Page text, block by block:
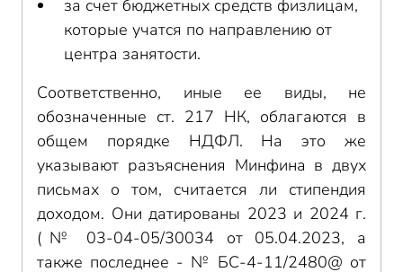
за счет бюджетных средств физлицам,
которые учатся по направлению от
центра занятости.
Соответственно, иные ее виды, не
обозначенные ст. 217 НК, облагаются в
общем порядке НДФЛ. На это же
указывают разъяснения Минфина в двух
письмах о том, считается ли стипендия
доходом. Они датированы 2023 и 2024 г.
(№ 03-04-05/30034 от 05.04.2023, а
также последнее - № БС-4-11/2480@ от